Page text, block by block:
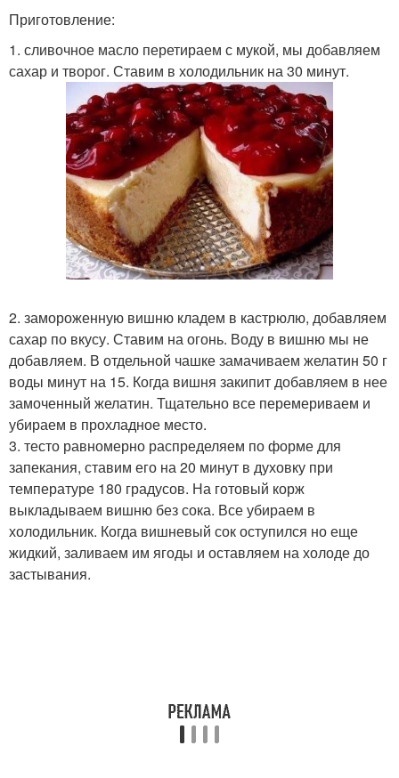
Приготовление:
1. сливочное масло перетираем с мукой, мы добавляем
сахар и творог. Ставим в холодильник на 30 минут.
2. замороженную вишню кладем в кастрюлю, добавляем
сахар по вкусу. Ставим на огонь. Воду в вишню мы не
добавляем. В отдельной чашке замачиваем желатин 50 г
воды минут на 15. Когда вишня закипит добавляем в нее
замоченный желатин. Тщательно все перемериваем и
убираем в прохладное место.
3. тесто равномерно распределяем по форме для
запекания, ставим его на 20 минут в духовку при
температуре 180 градусов. На готовый корж
выкладываем вишню без сока. Все убираем в
холодильник. Когда вишневый сок оступился но еще
жидкий, заливаем им ягоды и оставляем на холоде до
застывания.